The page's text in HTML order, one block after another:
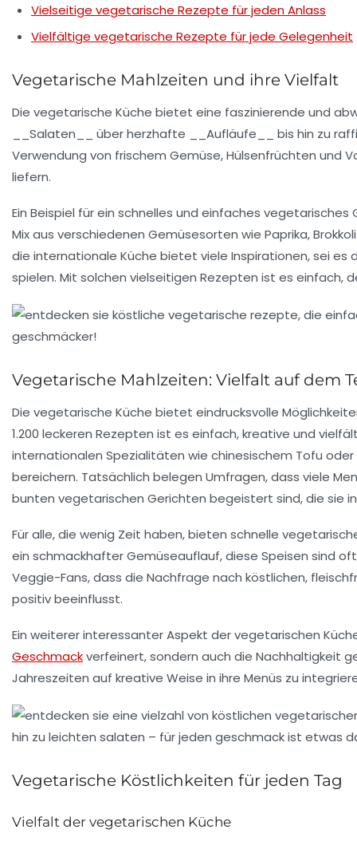
Vielseitige vegetarische Rezepte für jeden Anlass
Vielfältige vegetarische Rezepte für jede Gelegenheit
Vegetarische Mahlzeiten und ihre Vielfalt
Die vegetarische Küche bietet eine faszinierende und
__Salaten__ über herzhafte __Aufläufe__ bis hin zu
Verwendung von frischem Gemüse,Hülsenfrüchten und
liefern.
Ein Beispiel für ein schnelles und einfaches
Mix aus verschiedenen Gemüsesorten wie Paprika,Brokkoli
die internationale Küche bietet viele Inspirationen, sei es
spielen. Mit solchen vielseitigen Rezepten ist es einfach,
Vegetarische Mahlzeiten: Vielfalt auf dem
Die vegetarische Küche bietet eindrucksvolle
1.200 leckeren Rezepten ist es einfach, kreative und
internationalen Spezialitäten wie chinesischem Tofu oder
bereichern. Tatsächlich belegen Umfragen, dass viele
bunten vegetarischen Gerichten begeistert sind, die sie
Für alle, die wenig Zeit haben, bieten schnelle
ein schmackhafterGemüseauflauf, diese Speisen sind
Veggie-Fans, dass die Nachfrage nach köstlichen,
positiv beeinflusst.
Ein weiterer interessanter Aspekt der vegetarischen
Geschmackverfeinert, sondern auch die Nachhaltigkeit
Jahreszeiten auf kreative Weise in ihre Menüs zu
Vegetarische Köstlichkeiten für jeden Tag
Vielfalt der vegetarischen Küche